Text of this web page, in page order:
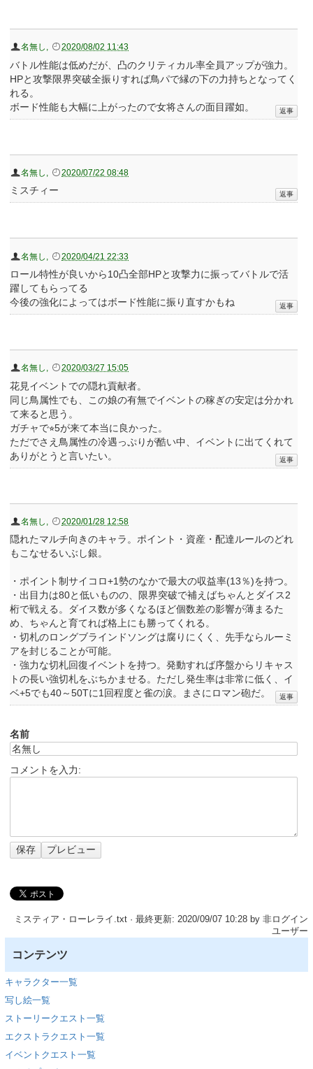
名無し , 2020/08/02 11:43
バトル性能は低めだが、凸のクリティカル率全員アップが強力。
HPと攻撃限界突破全振りすれば鳥パで縁の下の力持ちとなってく
れる。
ボード性能も大幅に上がったので女将さんの面目躍如。
名無し 2020/07/22 08:48
ミスチィー
名無し 2020/04/21 22:33
ロール特性が良いから10凸全部HPと攻撃力に振ってバトルで活
躍してもらってる
今後の強化によってはボード性能に振り直すかもね
名無し 2020/03/27 15:05
花見イベントでの隠れ貢献者。
同じ鳥属性でも、この娘の有無でイベントの稼ぎの安定は分かれ
て来ると思う。
ガチャで⭐︎5が来て本当に良かった。
ただでさえ鳥属性の冷遇っぷりが酷い中、イベントに出てくれて
ありがとうと言いたい。
名無し 2020/01/28 12:58
隠れたマルチ向きのキャラ。ポイント・資産・配達ルールのどれ
もこなせるいぶし銀。
・ポイント制サイコロ+1勢のなかで最大の収益率(13％)を持つ。
・出目力は80と低いものの、限界突破で補えばちゃんとダイス2
桁で戦える。ダイス数が多くなるほど個数差の影響が薄まるた
め、ちゃんと育てれば格上にも勝ってくれる。
・切札のロングブラインドソングは腐りにくく、先手ならルーミ
アを封じることが可能。
・強力な切札回復イベントを持つ。発動すれば序盤からリキャス
トの長い強切札をぶちかませる。ただし発生率は非常に低く、イ
ベ+5でも40～50Tに1回程度と雀の涙。まさにロマン砲だ。
名前
コメントを入力:
ミスティア・ローレライ.txt· 最終更新: 2020/09/07 10:28 by 非ログイン
ユーザー
コンテンツ
キャラクター一覧
写し絵一覧
ストーリークエスト一覧
エクストラクエスト一覧
イベントクエスト一覧